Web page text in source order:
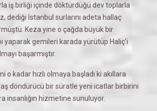
iş birliği içinde döktürdüğü dev toplarla
dediği İstanbul surlarını adeta hallaç
Keza yine o çağda büyük bir
yaparak gemileri karada yürütüp Haliç’i
başarmıştır.
o kadar hızlı olmaya başladı ki akıllara
döndürücü bir süratle yeni icatlar birbirini
insanlığın hizmetine sunuluyor.